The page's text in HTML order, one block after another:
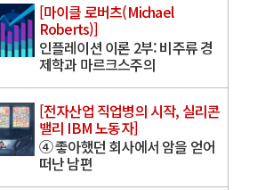
[마이클 로버츠(Michael
Roberts)]
인플레이션 이론 2부: 비주류 경
제학과 마르크스주의
[전자산업 직업병의 시작, 실리콘
밸리 IBM 노동자]
④ 좋아했던 회사에서 암을 얻어
떠난 남편